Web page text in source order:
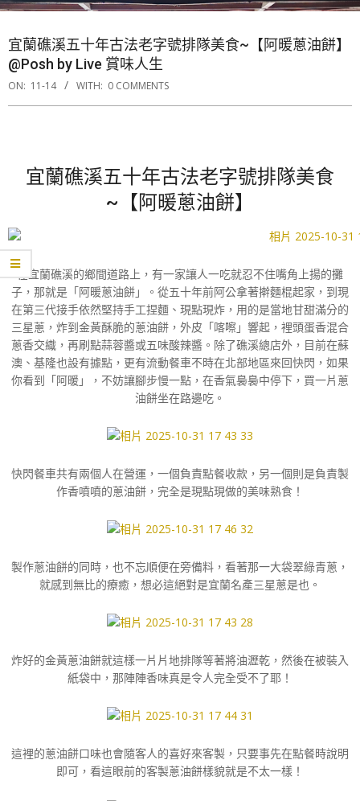
宜蘭礁溪五十年古法老字號排隊美食~【阿暖蔥油餅】
@Posh by Live 賞味人生
ON: 11-14 WITH: 0 COMMENTS
宜蘭礁溪五十年古法老字號排隊美食
~【阿暖蔥油餅】
在宜蘭礁溪的鄉間道路上，有一家讓人一吃就忍不住嘴角上揚的攤
子，那就是「阿暖蔥油餅」。從五十年前阿公拿著擀麵棍起家，到現
在第三代接手依然堅持手工捏麵、現點現炸，用的是當地甘甜滿分的
三星蔥，炸到金黃酥脆的蔥油餅，外皮「喀嚓」響起，裡頭蛋香混合
蔥香交織，再刷點蒜蓉醬或五味酸辣醬。除了礁溪總店外，目前在蘇
澳、基隆也設有據點，更有流動餐車不時在北部地區來回快閃，如果
你看到「阿暖」，不妨讓腳步慢一點，在香氣裊裊中停下，買一片蔥
油餅坐在路邊吃。
快閃餐車共有兩個人在營運，一個負責點餐收款，另一個則是負責製
作香噴噴的蔥油餅，完全是現點現做的美味熟食！
製作蔥油餅的同時，也不忘順便在旁備料，看著那一大袋翠綠青蔥，
就感到無比的療癒，想必這絕對是宜蘭名產三星蔥是也。
炸好的金黃蔥油餅就這樣一片片地排隊等著將油瀝乾，然後在被裝入
紙袋中，那陣陣香味真是令人完全受不了耶！
這裡的蔥油餅口味也會隨客人的喜好來客製，只要事先在點餐時說明
即可，看這眼前的客製蔥油餅樣貌就是不太一樣！